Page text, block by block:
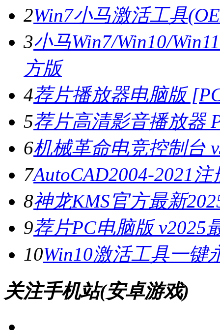
2Win7小马激活工具
3小马Win7/Win10/
方版
4荐片播放器电脑版
5荐片高清影音播放器
6机械革命电竞控制台
7AutoCAD2004-2021
8神龙KMS官方最新
9荐片PC电脑版 v2025
10Win10激活工具一键
关注手机站(安卓游戏)